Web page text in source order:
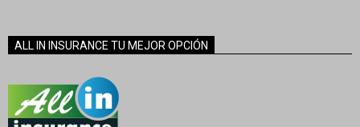
ALL IN INSURANCE TU MEJOR OPCIÓN